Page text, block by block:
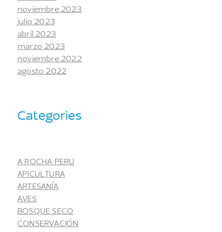
noviembre 2023
julio 2023
abril 2023
marzo 2023
noviembre 2022
agosto 2022
Categories
A ROCHA PERU
APICULTURA
ARTESANÍA
AVES
BOSQUE SECO
CONSERVACIÓN